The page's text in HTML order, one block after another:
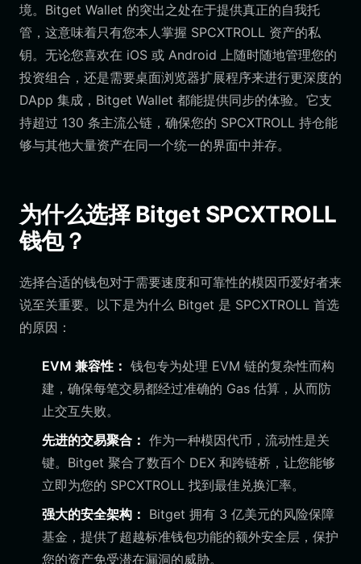
境。Bitget Wallet 的突出之处在于提供真正的自我托
管，这意味着只有您本人掌握 SPCXTROLL 资产的私
钥。无论您喜欢在 iOS 或 Android 上随时随地管理您的
投资组合，还是需要桌面浏览器扩展程序来进行更深度的
DApp 集成，Bitget Wallet 都能提供同步的体验。它支
持超过 130 条主流公链，确保您的 SPCXTROLL 持仓能
够与其他大量资产在同一个统一的界面中并存。
为什么选择 Bitget SPCXTROLL
钱包？
选择合适的钱包对于需要速度和可靠性的模因币爱好者来
说至关重要。以下是为什么 Bitget 是 SPCXTROLL 首选
的原因：
EVM 兼容性： 钱包专为处理 EVM 链的复杂性而构
建，确保每笔交易都经过准确的 Gas 估算，从而防
止交互失败。
先进的交易聚合： 作为一种模因代币，流动性是关
键。Bitget 聚合了数百个 DEX 和跨链桥，让您能够
立即为您的 SPCXTROLL 找到最佳兑换汇率。
强大的安全架构： Bitget 拥有 3 亿美元的风险保障
基金，提供了超越标准钱包功能的额外安全层，保护
您的资产免受潜在漏洞的威胁。